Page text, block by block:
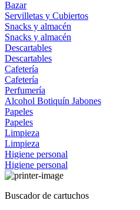
Bazar
Servilletas y Cubiertos
Snacks y almacén
Snacks y almacén
Descartables
Descartables
Cafetería
Cafetería
Perfumería
Alcohol Botiquín Jabones
Papeles
Papeles
Limpieza
Limpieza
Higiene personal
Higiene personal
Buscador de cartuchos